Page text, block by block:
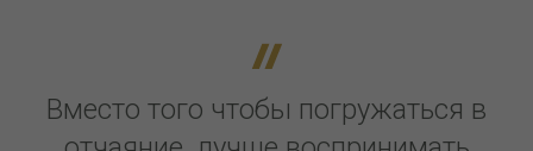
Вместо того чтобы погружаться в